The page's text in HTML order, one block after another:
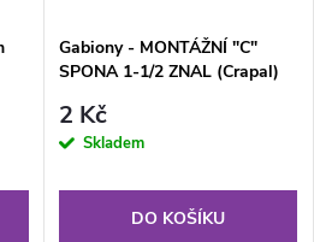
Gabiony - MONTÁŽNÍ "C"
SPONA 1-1/2 ZNAL (Crapal)
2 Kč
Skladem
DO KOŠÍKU